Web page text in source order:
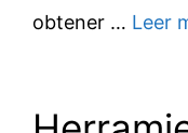
obtener … Leer